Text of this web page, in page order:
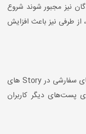
نیز مجبور شوند شروع
طرفی نیز باعث افزایش
با در دسترس قرار دادن استیکرها و فیلترهای سفارشی در Story های
پست‌های دیگر کاربران